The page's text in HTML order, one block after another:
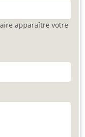
apparaître votre